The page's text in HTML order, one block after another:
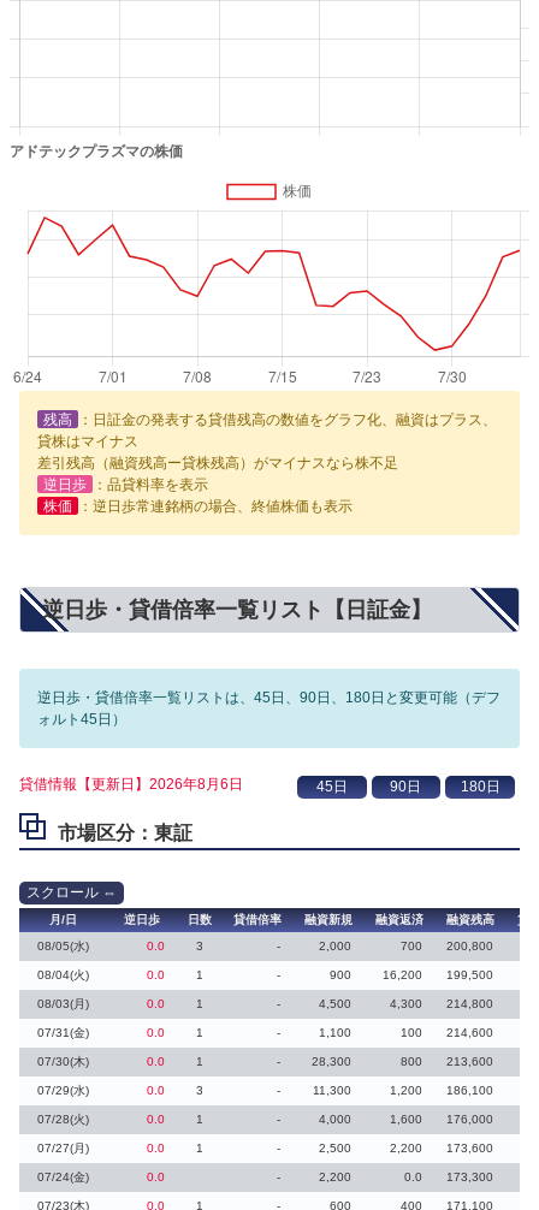
残高
：日証金の発表する貸借残高の数値をグラフ化、融資はプラス、
貸株はマイナス
差引残高（融資残高ー貸株残高）がマイナスなら株不足
逆日歩
：品貸料率を表示
株価
：逆日歩常連銘柄の場合、終値株価も表示
逆日歩・貸借倍率一覧リスト【日証金】
逆日歩・貸借倍率一覧リストは、45日、90日、180日と変更可能（デフ
ォルト45日）
貸借情報【更新日】2026年8月6日
市場区分：東証
月/日 逆日歩 日数 貸借倍率 融資新規 融資返済 融資残高
貸
08/05(水)
0.0 3 - 2,000 700 200,800
08/04(火) 0.0 1 - 900 16,200 199,500
08/03(月) 0.0 1 - 4,500 4,300 214,800
07/31(金) 0.0 1 - 1,100 100 214,600
07/30(木) 0.0 1 - 28,300 800 213,600
07/29(水) 0.0 3 - 11,300 1,200 186,100
07/28(火) 0.0 1 - 4,000 1,600 176,000
07/27(月) 0.0 1 - 2,500 2,200 173,600
07/24(金) 0.0 - 2,200 0.0 173,300
07/23(木) 0.0 1 - 600 400 171,100